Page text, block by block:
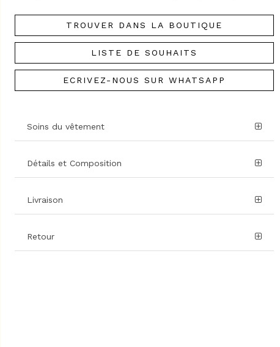
TROUVER DANS LA BOUTIQUE
LISTE DE SOUHAITS
ECRIVEZ-NOUS SUR WHATSAPP
Soins du vêtement
Détails et Composition
Livraison
Retour